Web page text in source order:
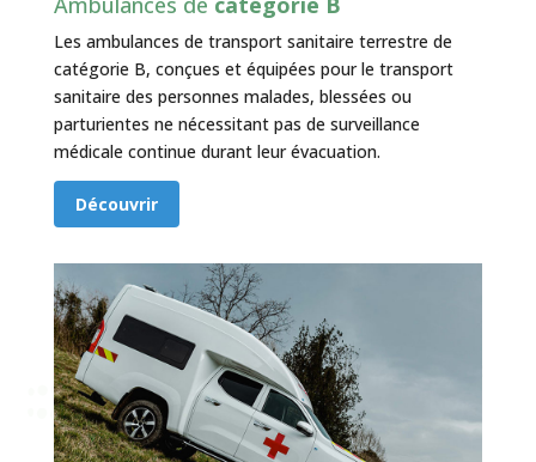
Les ambulances de transport sanitaire terrestre de
catégorie B, conçues et équipées pour le transport
sanitaire des personnes malades, blessées ou
parturientes ne nécessitant pas de surveillance
médicale continue durant leur évacuation.
Découvrir